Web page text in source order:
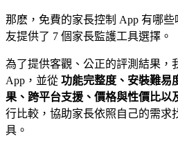
那麽，免費的家長控制 App 有哪
友提供了 7 個家長監護工具選擇。
為了提供客觀、公正的評測結果，
App，並從 功能完整度、安裝難易
果、跨平台支援、價格與性價比以
行比較，協助家長依照自己的需求
具。